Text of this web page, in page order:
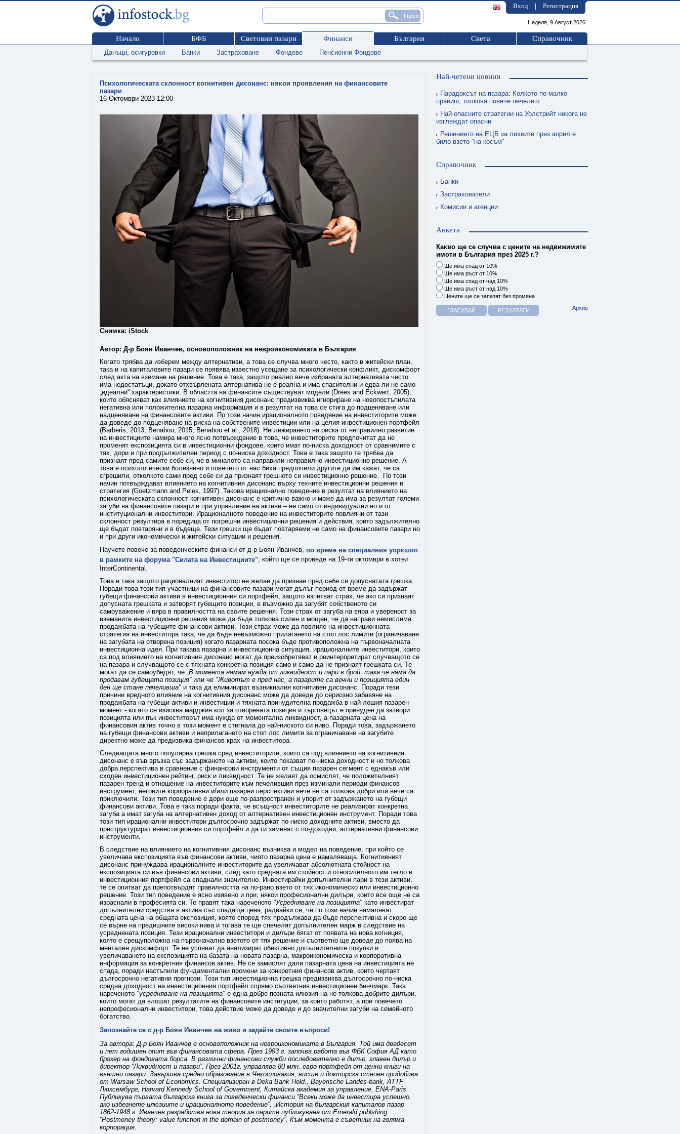
Вход Регистрация
Неделя, 9 Август 2026
Начало БФБ Световни пазари Финанси България Света Справочник
Данъци, осигуровки Банки Застраховане Фондове Пенсионни Фондове
Психологическата склонност когнитивен дисонанс: някои проявления на финансовите
пазари
16 Октомври 2023 12:00
Снимка: iStock
Автор: Д-р Боян Иванчев, основоположник на невроикономиката в България
Когато трябва да изберем между алтернативи, а това се случва много често, както в житейски план,
така и на капиталовите пазари се появява известно усещане за психологически конфликт, дискомфорт
след акта на вземане на решение. Това е така, защото реално вече избраната алтернативата често
има недостатъци, докато отхвърлената алтернатива не е реална и има спасителни и едва ли не само
„идеални“ характеристики. В областта на финансите съществуват модели (Drees and Eckwert, 2005),
които обясняват как влиянието на когнитивния дисонанс предизвиква игнориране на новопостъпилата
негативна или положителна пазарна информация и в резултат на това се стига до подценяване или
надценяване на финансовите активи. По този начин ирационалното поведение на инвеститорите може
да доведе до подценяване на риска на собствените инвестиции или на целия инвестиционен портфейл
(Barberis, 2013; Benabou, 2015; Benabou et al., 2018). Неглижирането на риска от неправилно развитие
на инвестициите намира много ясно потвърждение в това, че инвеститорите предпочитат да не
променят експозицията си в инвестиционни фондове, които имат по-ниска доходност от сравнимите с
тях, дори и при продължителен период с по-ниска доходност. Това е така защото те трябва да
признаят пред самите себе си, че в миналото са направили неправилно инвестиционно решение. А
това е психологически болезнено и повечето от нас биха предпочели другите да им кажат, че са
сгрешили, отколкото сами пред себе си да признаят грешното си инвестиционно решение. По този
начин потвърждават влиянието на когнитивния дисонанс върху техните инвестиционни решения и
стратегия (Goetzmann and Peles, 1997). Такова ирационално поведение в резултат на влиянието на
психологическата склонност когнитивен дисонанс е критично важно и може да има за резултат големи
загуби на финансовите пазари и при управление на активи – не само от индивидуални но и от
институционални инвеститори. Ирационалното поведение на инвеститорите повлияни от тази
склонност резултира в поредица от погрешни инвестиционни решения и действия, които задължително
ще бъдат повтаряни и в бъдеще. Тези грешки ще бъдат повтaряеми не само на финансовите пазари но
и при други икономически и житейски ситуации и решения.
Научете повече за поведенческите финанси от д-р Боян Иванчев, по време на специалния уоркшоп
в рамките на форума "Силата на Инвестициите" , който ще се проведе на 19-ти октомври в хотел
InterContinental.
Това е така защото рационалният инвеститор не желае да признае пред себе си допуснатата грешка.
Поради това този тип участници на финансовите пазари могат дълъг период от време да задържат
губещи финансови активи в инвестиционния си портфейл, защото изпитват страх, че ако си признаят
допусната грешката и затворят губещите позиции, е възможно да загубят собственото си
самоуважение и вяра в правилността на своите решения. Този страх от загуба на вяра и увереност за
вземаните инвестиционни решения може да бъде толкова силен и мощен, че да направи немислима
продажбата на губещите финансови активи. Този страх може да повлияе на инвестиционната
стратегия на инвеститора така, че да бъде невъзможно прилагането на стоп лос лимити (ограничаване
на загубата на отворена позиция) когато пазарната посока бъде противоположна на първоначалната
инвестиционна идея. При такава пазарна и инвестиционна ситуация, ирационалните инвеститори, които
са под влиянието на когнитивния дисонанс могат да преизобретяват и реинтерпретират случващото се
на пазара и случващото се с тяхната конкретна позиция само и само да не признаят грешката си. Те
могат да се самоубедят, че „В момента нямам нужда от ликвидност и пари в брой, така че няма да
продавам губещата позиция”или че "Животът е пред нас, а пазарите са вечни и позицията един
ден ще стане печеливша" и така да елиминират възникналия когнитивен дисонанс. Поради тези
причини вредното влияние на когнитивния дисонанс може да доведе до сериозно забавяне на
продажбата на губещи активи и инвестиции и тяхната принудителна продажба в най-лошия пазарен
момент - когато се изисква марджин кол за отворената позиция и търговецът е принуден да затвори
позицията или пък инвеститорът има нужда от моментална ликвидност, а пазарната цена на
финансовия актив точно в този момент е стигнала до най-ниското си ниво. Поради това, задържането
на губещи финансови активи и неприлагането на стоп лос лимити за ограничаване на загубите
директно може да предизвика финансов крах на инвеститора.
Следващата много популярна грешка сред инвеститорите, които са под влиянието на когнитивния
дисонанс е във връзка със задържането на активи, които показват по-ниска доходност и не толкова
добра перспектива в сравнение с финансови инструменти от същия пазарен сегмент с еднакъв или
сходен инвестиционен рейтинг, риск и ликвидност. Те не желаят да осмислят, че положителният
пазарен тренд и отношение на инвеститорите към печелившия през изминали периоди финансов
инструмент, неговите корпоративни и/или пазарни перспективи вече не са толкова добри или вече са
приключили. Този тип поведение е дори още по-разпространен и упорит от задържането на губещи
финансови активи. Това е така поради факта, че всъщност инвеститорите не реализират конкретна
загуба а имат загуба на алтернативен доход от алтернативен инвестиционен инструмент. Поради това
този тип ирационални инвеститори дългосрочно задържат по-ниско доходните активи, вместо да
преструктурират инвестиционния си портфейл и да ги заменят с по-доходни, алтернативни финансови
инструменти.
В следствие на влиянието на когнитивния дисонанс възниква и модел на поведение, при който се
увеличава експозицията във финансови активи, чиято пазарна цена е намаляваща. Когнитивният
дисонанс принуждава ирационалните инвеститорите да увеличават абсолютната стойност на
експозицията си във финансови активи, след като средната им стойност и относителното им тегло в
инвестиционния портфейл са спаднали значително. Инвестирайки допълнителни пари в тези активи,
те се опитват да препотвърдят правилността на по-рано взето от тях икономическо или инвестиционно
решение. Този тип поведение е ясно изявено и при, някои професионални дилъри, които все още не са
израснали в професията си. Те правят така нареченото "Усредняване на позицията" като инвестират
допълнителни средства в актива със спадаща цена, радвайки се, че по този начин намаляват
средната цена на общата експозиция, която според тях продължава да бъде перспективна и скоро ще
се върне на предишните високи нива и тогава те ще спечелят допълнителен марж в следствие на
усреднената позиция. Тези ирационални инвеститори и дилъри бягат от появата на нова когниция,
която е срещуположна на първоначално взетото от тях решение и съответно ще доведе до поява на
ментален дискомфорт. Те не успяват да анализират обективно допълнителните покупки и
увеличаването на експозицията на базата на новата пазарна, макроикономическа и корпоративна
информация за конкретния финансов актив. Не се замислят дали пазарната цена на инвестицията не
спада, поради настъпили фундаментални промени за конкретния финансов актив, които чертаят
дългосрочно негативни прогнози. Този тип инвестиционна грешка предизвиква дългосрочно по-ниска
средна доходност на инвестиционния портфейл спрямо съответния инвестиционен бенчмарк. Така
нареченото "усредняване на позицията" е една добре позната илюзия на не толкова добрите дилъри,
които могат да влошат резултатите на финансовите институции, за които работят, а при повечето
непрофесионални инвеститори, това действие може да доведе и до значителни загуби на семейното
богатство.
Запознайте се с д-р Боян Иванчев на живо и задайте своите въпроси!
За автора: Д-р Боян Иванчев е основоположник на невроикономиката в България. Той има двадесет
и пет годишен опит във финансовата сфера. През 1993 г. започва работа във ФБК София АД като
брокер на фондовата борса. В различни финансови служби последователно е дилър, главен дилър и
директор “Ликвидност и пазари”. През 2001г. управлява 80 млн. евро портфейл от ценни книги на
външни пазари. Завършва средно образование в Чехословакия, висше и докторска степен придобива
от Warsaw School of Economics. Специализиран в Deka Bank Hold., Bayerische Landes-bank, ATTF
Люксембург, Harvard Kennedy School of Government, Китайска академия за управление, ENA-Paris.
Публикува първата българска книга за поведенчески финанси “Всеки може да инвестира успешно,
ако избегнете илюзиите и ирационалното поведение”, „История на българския капиталов пазар
1862-1948 г. Иванчев разработва нова теория за парите публикувана от Emerald publshing
“Postmoney theory: value function in the domain of postmoney”. Към момента е съветник на голяма
корпорация.
Най-четени новини
Парадоксът на пазара: Колкото по-малко
правиш, толкова повече печелиш
Най-опасните стратегии на Уолстрийт никога не
изглеждат опасни
Решението на ЕЦБ за лихвите през април е
било взето "на косъм"
Справочник
Банки
Застрахователи
Комисии и агенции
Анкета
Какво ще се случва с цените на недвижимите
имоти в България през 2025 г.?
Ще има спад от 10%
Ще има ръст от 10%
Ще има спад от над 10%
Ще има ръст от над 10%
Цените ще се запазят без промяна
Архив